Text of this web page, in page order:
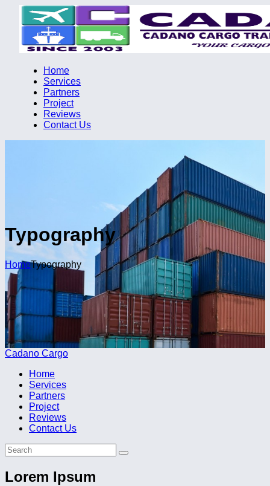
Home
Services
Partners
Project
Reviews
Contact Us
Typography
HomeTypography
Cadano Cargo
Home
Services
Partners
Project
Reviews
Contact Us
Lorem Ipsum